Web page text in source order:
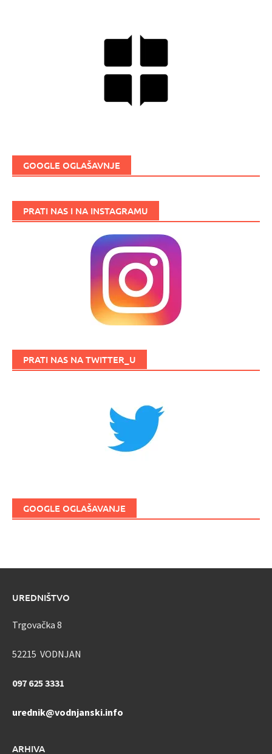
GOOGLE OGLAŠAVNJE
PRATI NAS I NA INSTAGRAMU
PRATI NAS NA TWITTER_U
GOOGLE OGLAŠAVANJE
UREDNIŠTVO
Trgovačka 8
52215 VODNJAN
097 625 3331
urednik@vodnjanski.info
ARHIVA